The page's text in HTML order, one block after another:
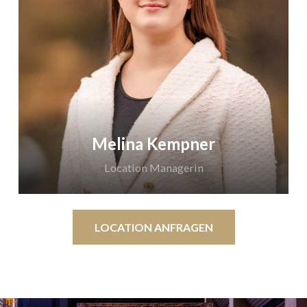
wird die Balustrade mit einbezogen, die mit
Barbereichen ausgestattet ist, sodass sie auch als
separater Bereich genutzt und unabhängig
bespielt werden kann – ideal für einen
individuellen und abwechslungsreichen Ablauf
Ihrer Veranstaltung.
Die Maschinenhalle Süd bietet sich perfekt für
eine Vielzahl von Anlässen an: Ob Tagungen,
der stilvolle und flexible Raum lässt sich ganz nach
Ihren Wünschen gestalten. Die Kombination aus
macht die Maschinenhalle zu einem
Melina Kempner
Location Managerin
LOCATION ANFRAGEN